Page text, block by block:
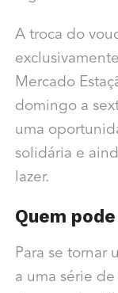
A troca do
Mercado
domingo a
uma
solidária e
lazer.
Quem
Para se tornar
a uma série